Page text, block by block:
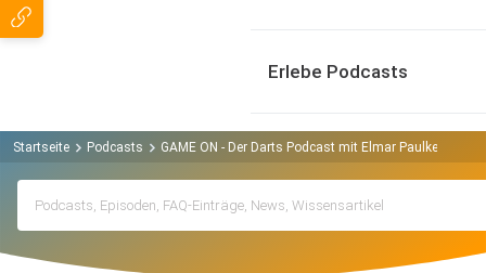
Erlebe Podcasts
Startseite Podcasts GAME ON - Der Darts Podcast mit Elmar Paulke und